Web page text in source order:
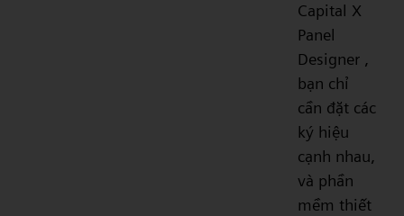
Capital X
Panel
Designer ,
bạn chỉ
cần đặt các
ký hiệu
cạnh nhau,
và phần
mềm thiết